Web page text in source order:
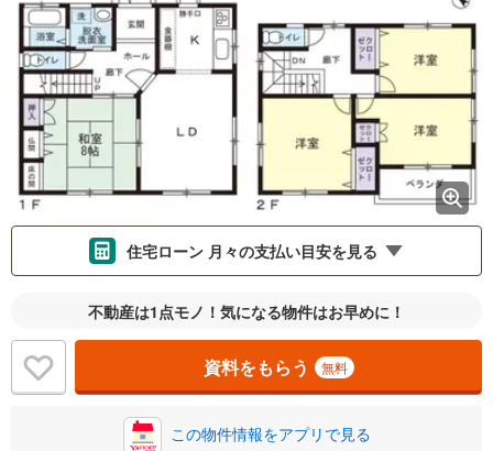
住宅ローン 月々の支払い目安を見る
金利 ％
0.01%
不動産は1点モノ！気になる物件はお早めに！
資料をもらう 無料
この物件情報をアプリで見る